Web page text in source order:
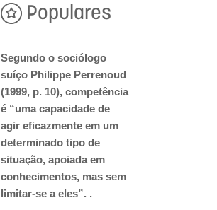
Populares
Segundo o sociólogo
suíço Philippe Perrenoud
(1999, p. 10), competência
é “uma capacidade de
agir eficazmente em um
determinado tipo de
situação, apoiada em
conhecimentos, mas sem
limitar-se a eles”. .